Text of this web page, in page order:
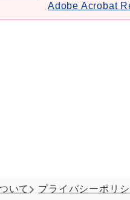
Adobe Acrobat
いて プライバシーポリ